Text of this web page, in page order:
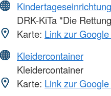
Kindertageseinrichtung
DRK-KiTa "Die
Karte: Link zur
Kleidercontainer
Kleidercontainer
Karte: Link zur